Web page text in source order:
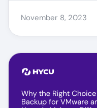
November 8, 2023